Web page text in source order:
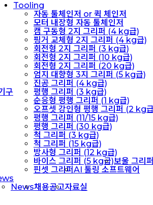
구
Tooling
자동 툴체인저 or 퀵 체인저
모터 내장형 자동 툴체인저
캠 구동형 2지 그리퍼 (4 kg급)
핑거 교체형 2지 그리퍼 (4 kg급)
회전형 2지 그리퍼 (3 kg급)
회전형 2지 그리퍼 (10 kg급)
회전형 2지 그리퍼 (20 kg급)
엄지 대향형 3지 그리퍼 (5 kg급)
진공 그리퍼 (4 kg급)
평행 그리퍼 (3 kg급)
순응형 평행 그리퍼 (1 kg급)
오프셋 강인형 평행 그리퍼 (2 kg
평행 그리퍼 (11/15 kg급)
평행 그리퍼 (30 kg급)
척 그리퍼 (3 kg급)
척 그리퍼 (15 kg급)
방사형 그리퍼 (12 kg급)
바이스 그리퍼 (5 kg급)보울 그리퍼
핀셋 그리퍼AI 툴링 소프트웨어
News채용공고자료실